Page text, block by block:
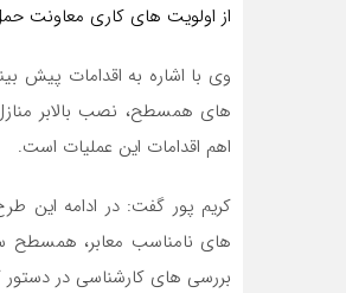
از اولویت های کاری معاونت
وی با اشاره به اقدامات پیش
های همسطح، نصب بالابر
اهم اقدامات این عملیات است.
کریم پور گفت: در ادامه این
های نامناسب معابر، همسطح
بررسی های کارشناسی در دستور